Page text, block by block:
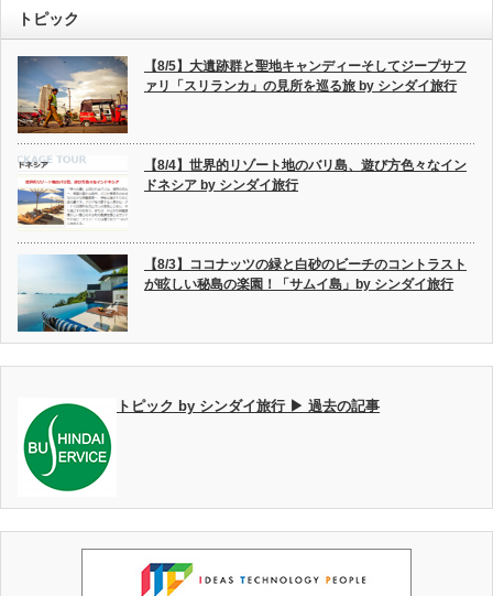
トピック
【8/5】大遺跡群と聖地キャンディーそしてジープサフ
ァリ「スリランカ」の見所を巡る旅 by シンダイ旅行
【8/4】世界的リゾート地のバリ島、遊び方色々なイン
ドネシア by シンダイ旅行
【8/3】ココナッツの緑と白砂のビーチのコントラスト
が眩しい秘島の楽園！「サムイ島」by シンダイ旅行
トピック by シンダイ旅行 ▶ 過去の記事